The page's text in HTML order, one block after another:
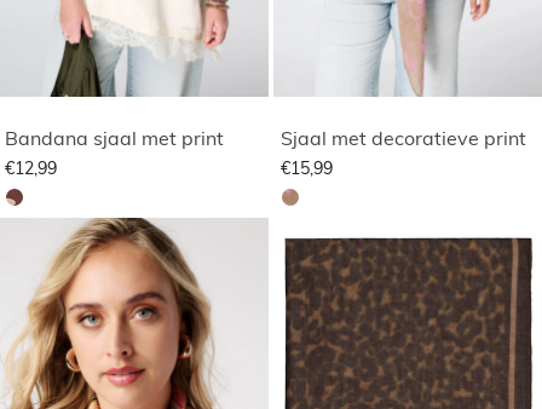
Bandana sjaal met print
€12,99
Sjaal met decoratieve print
€15,99